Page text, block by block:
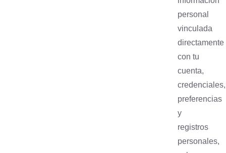
personal
vinculada
directamente
con tu
cuenta,
credenciales,
preferencias
y
registros
personales,